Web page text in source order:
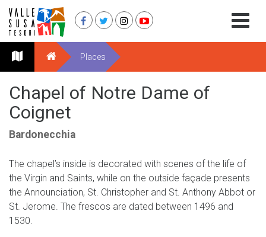
Places
Chapel of Notre Dame of
Coignet
Bardonecchia
The chapel’s inside is decorated with scenes of the life of
the Virgin and Saints, while on the outside façade presents
the Announciation, St. Christopher and St. Anthony Abbot or
St. Jerome. The frescos are dated between 1496 and
1530.